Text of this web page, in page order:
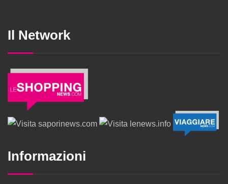
Il Network
Informazioni